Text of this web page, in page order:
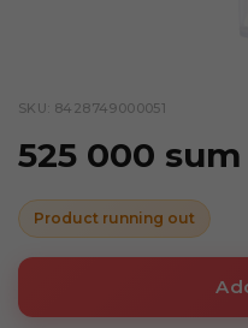
SKU: 8428749000051
525 000 sum
Product running out